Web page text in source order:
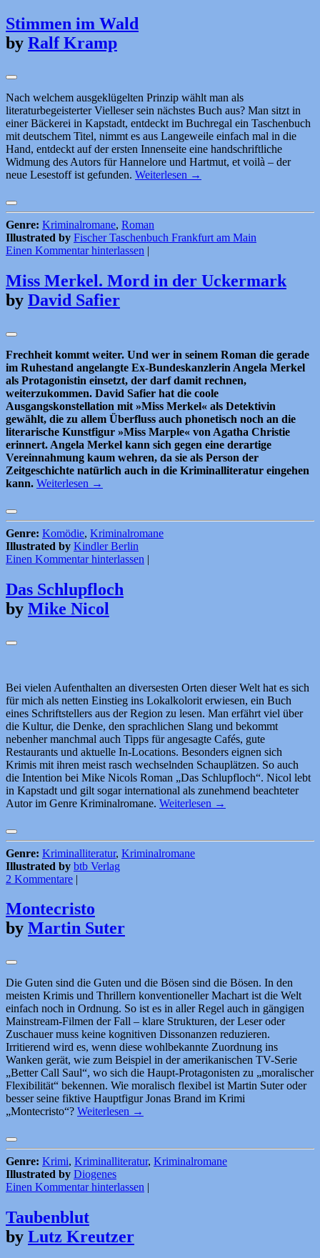
Stimmen im Wald
by Ralf Kramp
Nach welchem ausgeklügelten Prinzip wählt man als
literaturbegeisterter Vielleser sein nächstes Buch aus? Man sitzt in
einer Bäckerei in Kapstadt, entdeckt im Buchregal ein Taschenbuch
mit deutschem Titel, nimmt es aus Langeweile einfach mal in die
Hand, entdeckt auf der ersten Innenseite eine handschriftliche
Widmung des Autors für Hannelore und Hartmut, et voilà – der
neue Lesestoff ist gefunden. Weiterlesen →
Genre: Kriminalromane, Roman
Illustrated by Fischer Taschenbuch Frankfurt am Main
Einen Kommentar hinterlassen |
Miss Merkel. Mord in der Uckermark
by David Safier
Frechheit kommt weiter. Und wer in seinem Roman die gerade
im Ruhestand angelangte Ex-Bundeskanzlerin Angela Merkel
als Protagonistin einsetzt, der darf damit rechnen,
weiterzukommen. David Safier hat die coole
Ausgangskonstellation mit »Miss Merkel« als Detektivin
gewählt, die zu allem Überfluss auch phonetisch noch an die
literarische Kunstfigur »Miss Marple« von Agatha Christie
erinnert. Angela Merkel kann sich gegen eine derartige
Vereinnahmung kaum wehren, da sie als Person der
Zeitgeschichte natürlich auch in die Kriminalliteratur eingehen
kann. Weiterlesen →
Genre: Komödie, Kriminalromane
Illustrated by Kindler Berlin
Einen Kommentar hinterlassen |
Das Schlupfloch
by Mike Nicol
Bei vielen Aufenthalten an diversesten Orten dieser Welt hat es sich
für mich als netten Einstieg ins Lokalkolorit erwiesen, ein Buch
eines Schriftstellers aus der Region zu lesen. Man erfährt viel über
die Kultur, die Denke, den sprachlichen Slang und bekommt
nebenher manchmal auch Tipps für angesagte Cafés, gute
Restaurants und aktuelle In-Locations. Besonders eignen sich
Krimis mit ihren meist rasch wechselnden Schauplätzen. So auch
die Intention bei Mike Nicols Roman „Das Schlupfloch“. Nicol lebt
in Kapstadt und gilt sogar international als zunehmend beachteter
Autor im Genre Kriminalromane. Weiterlesen →
Genre: Kriminalliteratur, Kriminalromane
Illustrated by btb Verlag
2 Kommentare |
Montecristo
by Martin Suter
Die Guten sind die Guten und die Bösen sind die Bösen. In den
meisten Krimis und Thrillern konventioneller Machart ist die Welt
einfach noch in Ordnung. So ist es in aller Regel auch in gängigen
Mainstream-Filmen der Fall – klare Strukturen, der Leser oder
Zuschauer muss keine kognitiven Dissonanzen reduzieren.
Irritierend wird es, wenn diese wohlbekannte Zuordnung ins
Wanken gerät, wie zum Beispiel in der amerikanischen TV-Serie
„Better Call Saul“, wo sich die Haupt-Protagonisten zu „moralischer
Flexibilität“ bekennen. Wie moralisch flexibel ist Martin Suter oder
besser seine fiktive Hauptfigur Jonas Brand im Krimi
„Montecristo“? Weiterlesen →
Genre: Krimi, Kriminalliteratur, Kriminalromane
Illustrated by Diogenes
Einen Kommentar hinterlassen |
Taubenblut
by Lutz Kreutzer